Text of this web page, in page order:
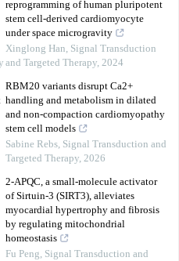
reprogramming of human pluripotent
stem cell-derived cardiomyocyte
under space microgravity
Xinglong Han, Signal Transduction
and Targeted Therapy, 2024
RBM20 variants disrupt Ca2+
handling and metabolism in dilated
and non-compaction cardiomyopathy
stem cell models
Sabine Rebs, Signal Transduction and
Targeted Therapy, 2026
2-APQC, a small-molecule activator
of Sirtuin-3 (SIRT3), alleviates
myocardial hypertrophy and fibrosis
by regulating mitochondrial
homeostasis
Fu Peng, Signal Transduction and